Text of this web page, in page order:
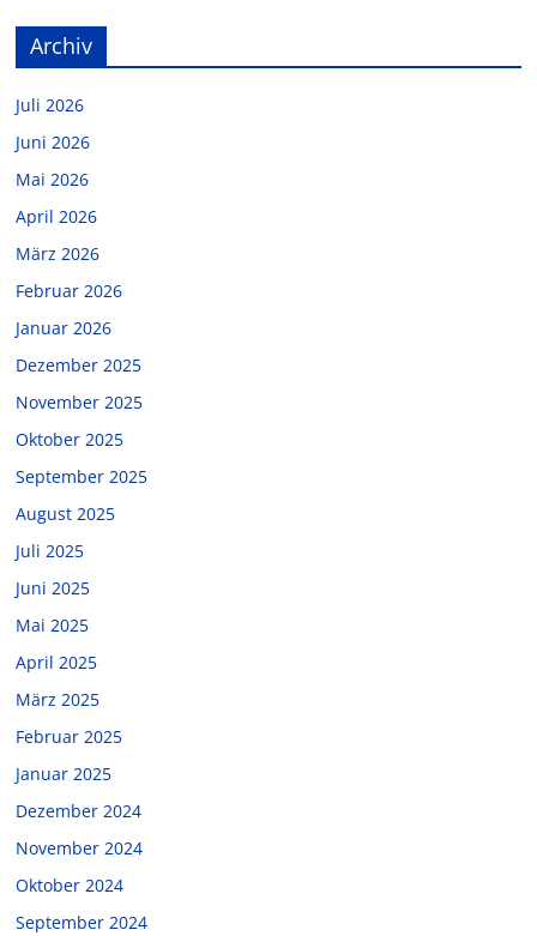
Archiv
Juli 2026
Juni 2026
Mai 2026
April 2026
März 2026
Februar 2026
Januar 2026
Dezember 2025
November 2025
Oktober 2025
September 2025
August 2025
Juli 2025
Juni 2025
Mai 2025
April 2025
März 2025
Februar 2025
Januar 2025
Dezember 2024
November 2024
Oktober 2024
September 2024